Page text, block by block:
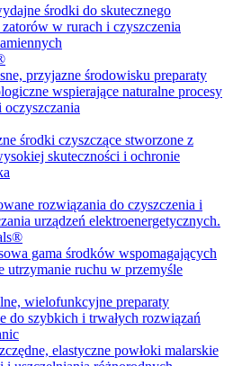
środki do skutecznego
w rurach i czyszczenia
przyjazne środowisku preparaty
wspierające naturalne procesy
oczyszczania
środki czyszczące stworzone z
skuteczności i ochronie
rozwiązania do czyszczenia i
urządzeń elektroenergetycznych.
gama środków wspomagających
utrzymanie ruchu w przemyśle
wielofunkcyjne preparaty
do szybkich i trwałych rozwiązań
elastyczne powłoki malarskie